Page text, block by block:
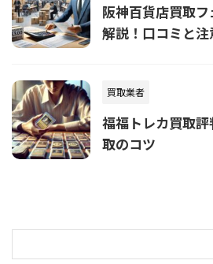
阪神百貨店買取
解説！口コミと注
買取業者
福福トレカ買取
取のコツ